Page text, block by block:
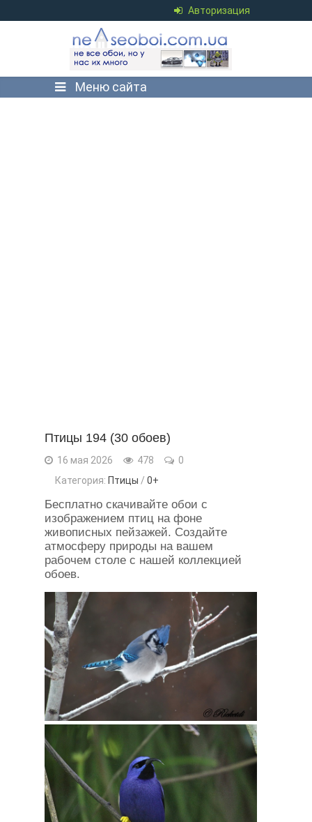
Авторизация
Меню сайта
Птицы 194 (30 обоев)
16 мая 2026 478
0
Категория: Птицы / 0+
Бесплатно скачивайте обои с
изображением птиц на фоне
живописных пейзажей. Создайте
атмосферу природы на вашем
рабочем столе с нашей коллекцией
обоев.